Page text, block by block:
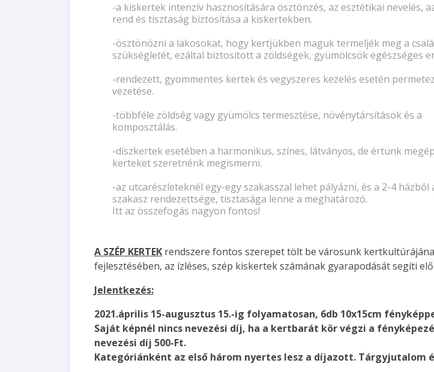
-a kiskertek intenzív hasznosítására ösztönzés, az esztétikai nevelés,
rend és tisztaság biztosítása a kiskertekben.
-ösztönözni a lakosokat, hogy kertjükben maguk termeljék meg a
szükségletét, ezáltal biztosított a zöldségek, gyümölcsök egészséges
-rendezett, gyommentes kertek és vegyszeres kezelés esetén
vezetése.
-többféle zöldség vagy gyümölcs termesztése, növénytársítások és a
komposztálás.
-díszkertek esetében a harmonikus, színes, látványos, de értünk
kerteket szeretnénk megismerni.
-az utcarészleteknél egy-egy szakasszal lehet pályázni, és a 2-4 házból
szakasz rendezettsége, tisztasága lenne a meghatározó.
Itt az összefogás nagyon fontos!
A SZÉP KERTEK rendszere fontos szerepet tölt be városunk
fejlesztésében, az ízléses, szép kiskertek számának gyarapodását segíti elő.
Jelentkezés:
2021.április 15-augusztus 15.-ig folyamatosan, 6db 10x15cm
Saját képnél nincs nevezési díj, ha a kertbarát kör végzi a
nevezési díj 500-Ft.
Kategóriánként az első három nyertes lesz a díjazott. Tárgyjutalom